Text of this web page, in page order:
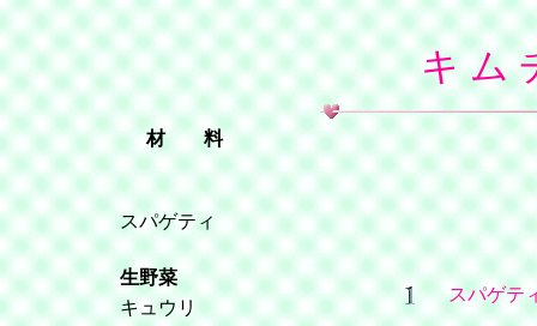
キ ム
材 料
スパゲティ
生野菜
キュウリ
スパゲテ